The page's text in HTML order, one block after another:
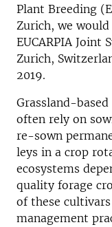
Plant Breeding
Zurich, we
EUCARPIA Joint
Zurich,
2019.
Grassland-
often rely on
re-sown
leys in a crop
ecosystems
quality forage
of these
management